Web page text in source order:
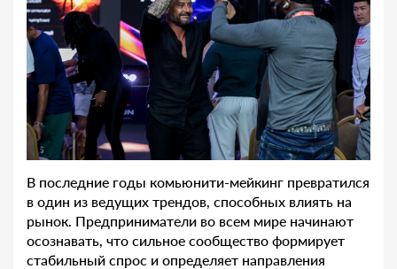
В последние годы комьюнити-мейкинг превратился
в один из ведущих трендов, способных влиять на
рынок. Предприниматели во всем мире начинают
осознавать, что сильное сообщество формирует
стабильный спрос и определяет направления